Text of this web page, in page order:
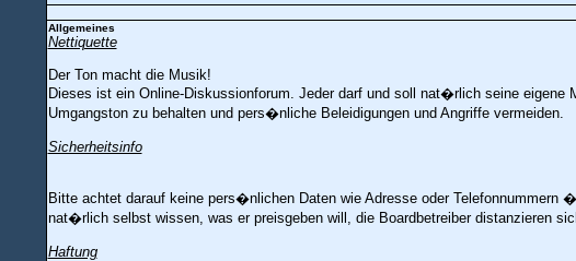
Allgemeines
Nettiquette
Der Ton macht die Musik!
Dieses ist ein Online-Diskussionforum. Jeder darf und soll nat�rlich seine
Umgangston zu behalten und pers�nliche Beleidigungen und Angriffe vermeiden.
Sicherheitsinfo
Bitte achtet darauf keine pers�nlichen Daten wie Adresse oder
nat�rlich selbst wissen, was er preisgeben will, die Boardbetreiber distanzieren
Haftung